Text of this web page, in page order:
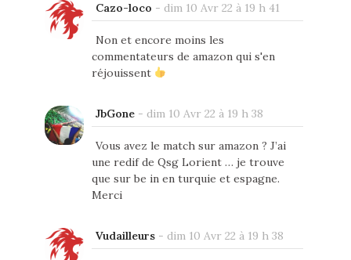
Cazo-loco - dim 10 Avr 22 à 19 h 41
Non et encore moins les
commentateurs de amazon qui s'en
réjouissent
JbGone- dim 10 Avr 22 à 19 h 38
Vous avez le match sur amazon ? J’ai
une redif de Qsg Lorient … je trouve
que sur be in en turquie et espagne.
Merci
Vudailleurs- dim 10 Avr 22 à 19 h 38